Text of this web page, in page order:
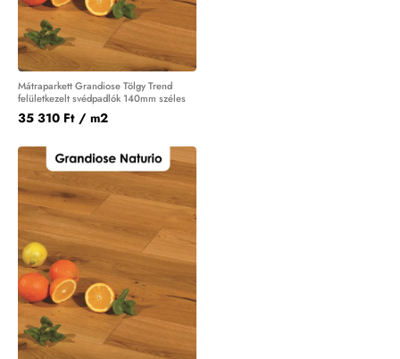
Mátraparkett Grandiose Tölgy Trend
felületkezelt svédpadlók 140mm széles
35 310 Ft / m2